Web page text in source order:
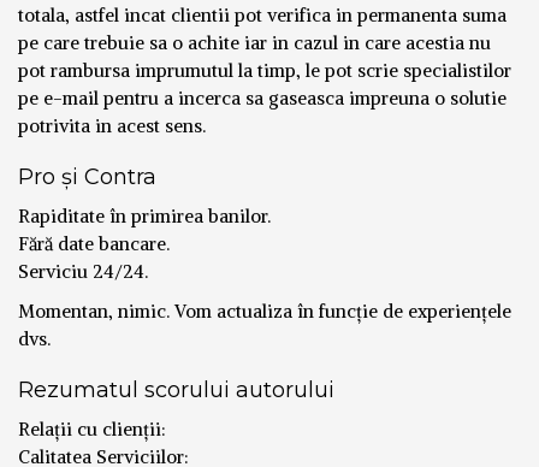
totala, astfel incat clientii pot verifica in permanenta suma
pe care trebuie sa o achite iar in cazul in care acestia nu
pot rambursa imprumutul la timp, le pot scrie specialistilor
pe e-mail pentru a incerca sa gaseasca impreuna o solutie
potrivita in acest sens.
Pro și Contra
Rapiditate în primirea banilor.
Fără date bancare.
Serviciu 24/24.
Momentan, nimic. Vom actualiza în funcție de experiențele
dvs.
Rezumatul scorului autorului
Relații cu clienții:
Calitatea Serviciilor: